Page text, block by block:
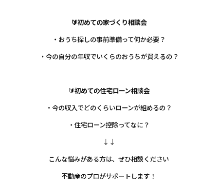
🔰初めての家づくり相談会
・おうち探しの事前準備って何か必要？
・今の自分の年収でいくらのおうちが買えるの？
🔰初めての住宅ローン相談会
・今の収入でどのくらいローンが組めるの？
・住宅ローン控除ってなに？
↓↓
こんな悩みがある方は、ぜひ相談ください
不動産のプロがサポートします！